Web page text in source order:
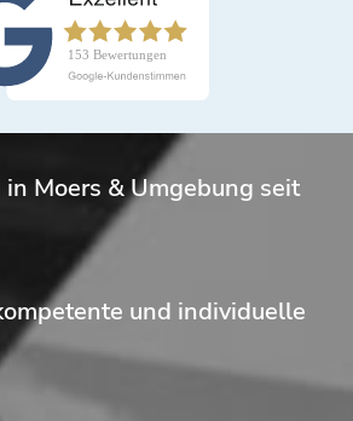
Moers & Umgebung seit
und individuelle